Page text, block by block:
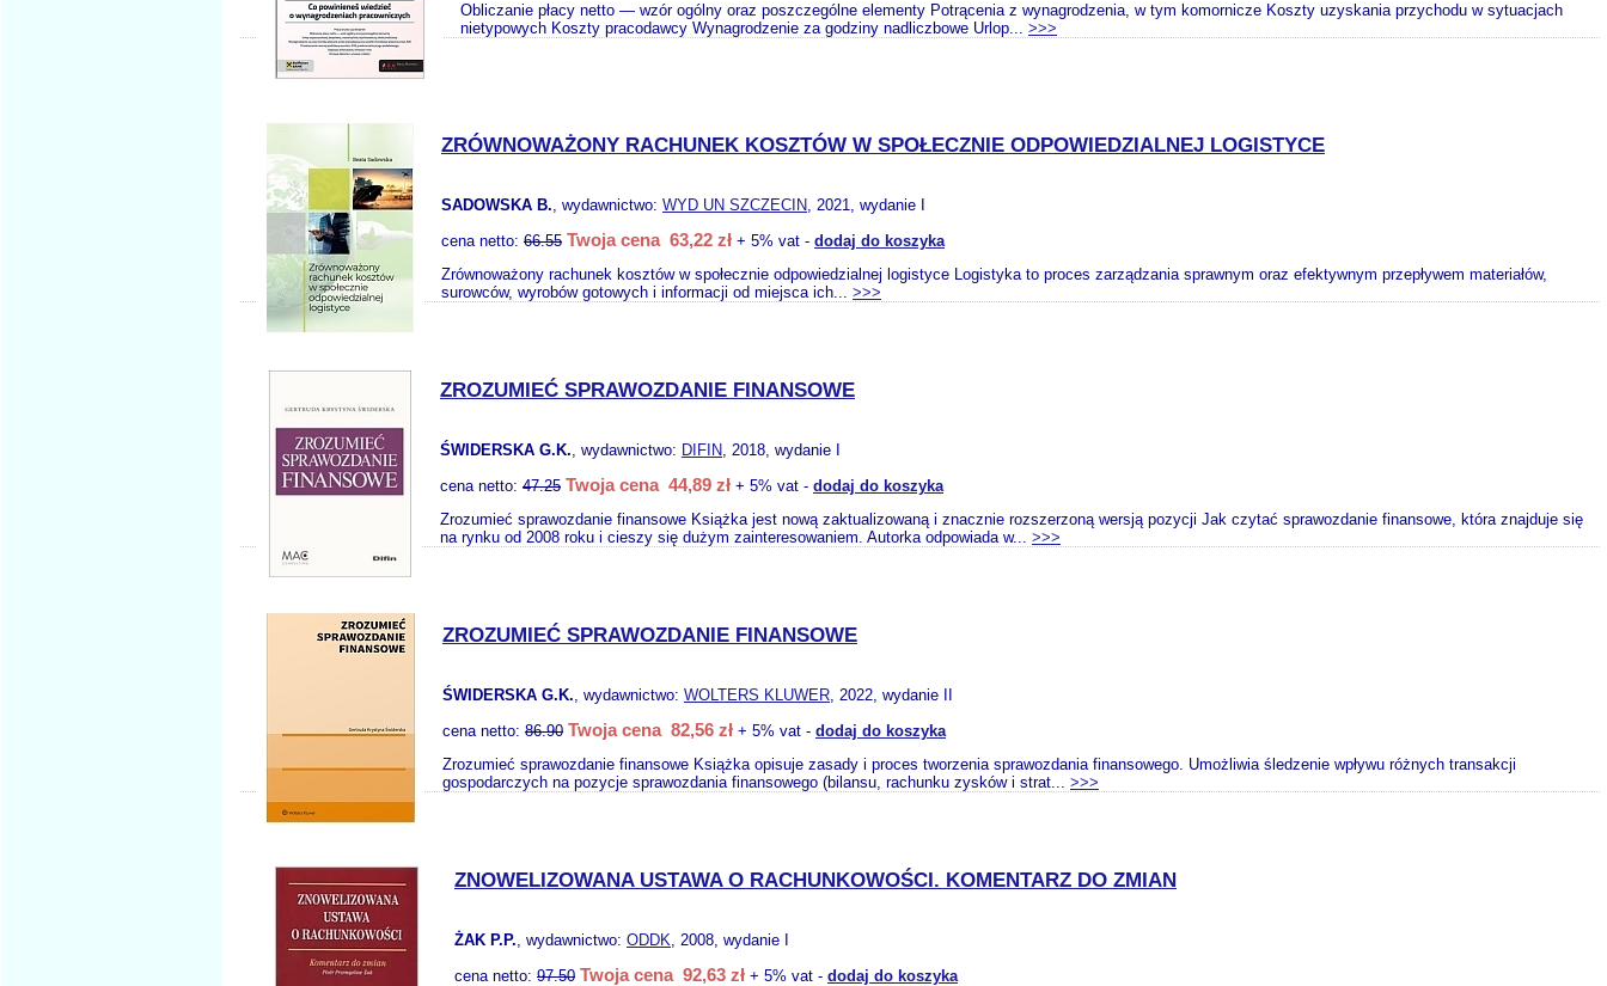
Obliczanie płacy netto — wzór ogólny oraz poszczególne elementy Potrącenia z wynagrodzenia, w tym komornicze Koszty uzyskania przychodu w sytuacjach
nietypowych Koszty pracodawcy Wynagrodzenie za godziny nadliczbowe Urlop... >>>
ZRÓWNOWAŻONY RACHUNEK KOSZTÓW W SPOŁECZNIE ODPOWIEDZIALNEJ LOGISTYCE
SADOWSKA B., wydawnictwo: WYD UN SZCZECIN, 2021, wydanie I
cena netto: 66.55 Twoja cena 63,22 zł + 5% vat - dodaj do koszyka
Zrównoważony rachunek kosztów w społecznie odpowiedzialnej logistyce Logistyka to proces zarządzania sprawnym oraz efektywnym przepływem materiałów,
surowców, wyrobów gotowych i informacji od miejsca ich... >>>
ZROZUMIEĆ SPRAWOZDANIE FINANSOWE
ŚWIDERSKA G.K., wydawnictwo: DIFIN, 2018, wydanie I
cena netto: 47.25 Twoja cena 44,89 zł + 5% vat - dodaj do koszyka
Zrozumieć sprawozdanie finansowe Książka jest nową zaktualizowaną i znacznie rozszerzoną wersją pozycji Jak czytać sprawozdanie finansowe, która znajduje się
na rynku od 2008 roku i cieszy się dużym zainteresowaniem. Autorka odpowiada w... >>>
ZROZUMIEĆ SPRAWOZDANIE FINANSOWE
ŚWIDERSKA G.K., wydawnictwo: WOLTERS KLUWER, 2022, wydanie II
cena netto: 86.90 Twoja cena 82,56 zł + 5% vat - dodaj do koszyka
Zrozumieć sprawozdanie finansowe Książka opisuje zasady i proces tworzenia sprawozdania finansowego. Umożliwia śledzenie wpływu różnych transakcji
gospodarczych na pozycje sprawozdania finansowego (bilansu, rachunku zysków i strat... >>>
ZNOWELIZOWANA USTAWA O RACHUNKOWOŚCI. KOMENTARZ DO ZMIAN
ŻAK P.P., wydawnictwo: ODDK, 2008, wydanie I
cena netto: 97.50 Twoja cena 92,63 zł + 5% vat - dodaj do koszyka